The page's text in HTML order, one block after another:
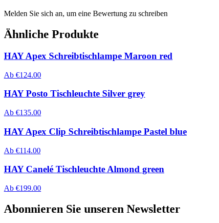
Melden Sie sich an, um eine Bewertung zu schreiben
Ähnliche Produkte
HAY Apex Schreibtischlampe Maroon red
Ab €124.00
HAY Posto Tischleuchte Silver grey
Ab €135.00
HAY Apex Clip Schreibtischlampe Pastel blue
Ab €114.00
HAY Canelé Tischleuchte Almond green
Ab €199.00
Abonnieren Sie unseren Newsletter